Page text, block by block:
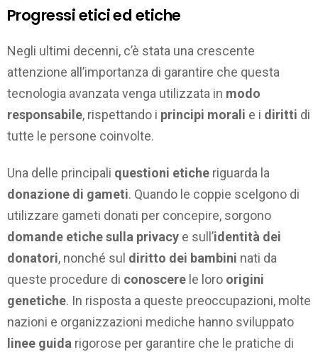
Progressi etici ed etiche
Negli ultimi decenni, c’è stata una crescente
attenzione all’importanza di garantire che questa
tecnologia avanzata venga utilizzata in modo
responsabile, rispettando i principi morali e i diritti di
tutte le persone coinvolte.
Una delle principali questioni etiche riguarda la
donazione di gameti. Quando le coppie scelgono di
utilizzare gameti donati per concepire, sorgono
domande etiche sulla privacy e sull’identità dei
donatori, nonché sul diritto dei bambini nati da
queste procedure di conoscere le loro origini
genetiche. In risposta a queste preoccupazioni, molte
nazioni e organizzazioni mediche hanno sviluppato
linee guida rigorose per garantire che le pratiche di